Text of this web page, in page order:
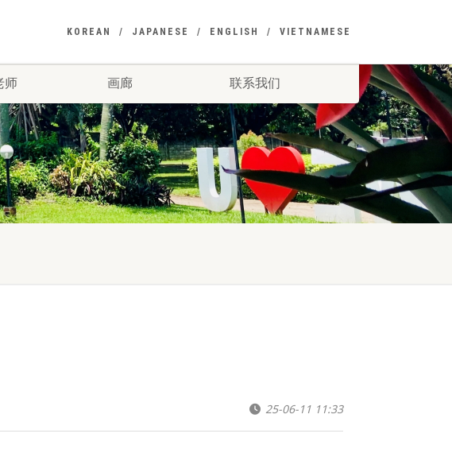
KOREAN JAPANESE ENGLISH VIETNAMESE
师 画廊 联系我们
25-06-11 11:33